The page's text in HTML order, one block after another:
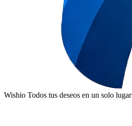
Wishio Todos tus deseos en un solo lugar